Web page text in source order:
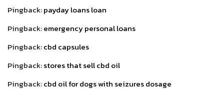
Pingback:payday loans loan
Pingback:emergency personal loans
Pingback:cbd capsules
Pingback:stores that sell cbd oil
Pingback:cbd oil for dogs with seizures dosage